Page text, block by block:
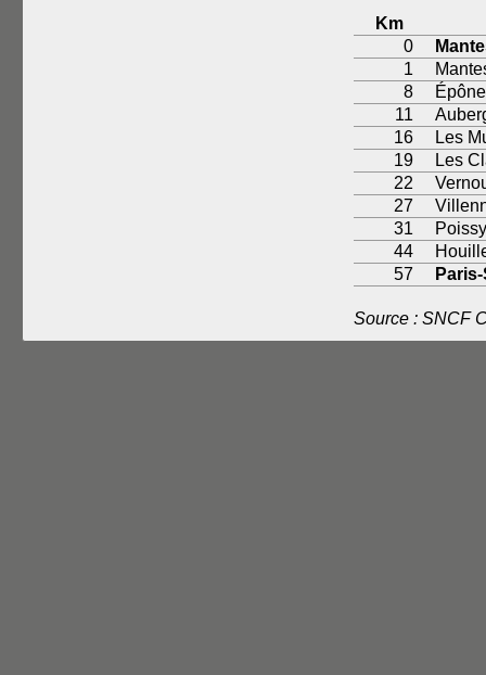
Km
0
1
8
11
16
Les
19
Les
22
27
31
Poissy
44
57
Source : SNCF